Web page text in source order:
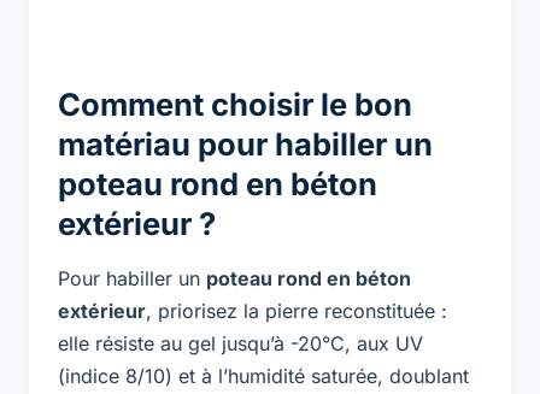
Comment choisir le bon
matériau pour habiller un
poteau rond en béton
extérieur ?
Pour habiller un poteau rond en béton
extérieur, priorisez la pierre reconstituée :
elle résiste au gel jusqu’à -20°C, aux UV
(indice 8/10) et à l’humidité saturée, doublant